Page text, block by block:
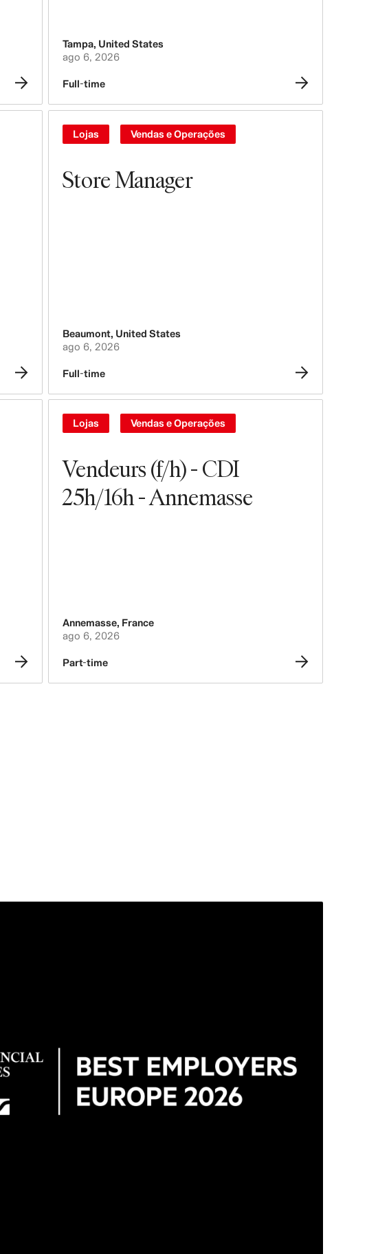
Tampa, United States
ago 6, 2026
Full-time
Store Manager
Lojas Vendas e Operações
Beaumont, United States
ago 6, 2026
Full-time
Vendeurs (f/h) - CDI
25h/16h - Annemasse
Lojas Vendas e Operações
Annemasse, France
ago 6, 2026
Part-time